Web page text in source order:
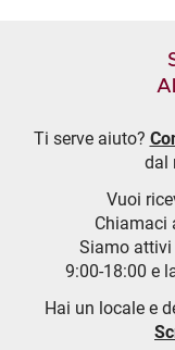
Ti serve aiuto?
dal
Vuoi
Chiamaci
Siamo
9:00-18:00 e
Hai un locale e